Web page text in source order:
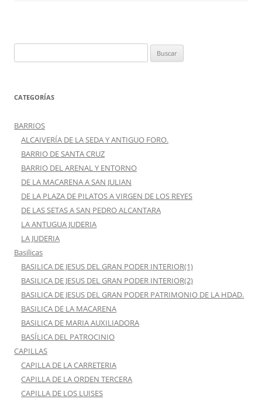
CATEGORÍAS
BARRIOS
ALCAIVERÍA DE LA SEDA Y ANTIGUO FORO.
BARRIO DE SANTA CRUZ
BARRIO DEL ARENAL Y ENTORNO
DE LA MACARENA A SAN JULIAN
DE LA PLAZA DE PILATOS A VIRGEN DE LOS REYES
DE LAS SETAS A SAN PEDRO ALCANTARA
LA ANTUGUA JUDERIA
LA JUDERIA
Basilicas
BASILICA DE JESUS DEL GRAN PODER INTERIOR(1)
BASILICA DE JESUS DEL GRAN PODER INTERIOR(2)
BASILICA DE JESUS DEL GRAN PODER PATRIMONIO DE LA HDAD.
BASILICA DE LA MACARENA
BASILICA DE MARIA AUXILIADORA
BASÍLICA DEL PATROCINIO
CAPILLAS
CAPILLA DE LA CARRETERIA
CAPILLA DE LA ORDEN TERCERA
CAPILLA DE LOS LUISES